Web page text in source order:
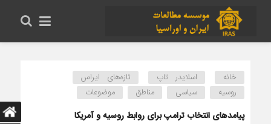
خانه اسلایدر تاپ
تازه‌های ایراس
روسیه
سیاسی مناطق موضوعات
پیامدهای انتخاب ترامپ برای روابط روسیه و آمریکا